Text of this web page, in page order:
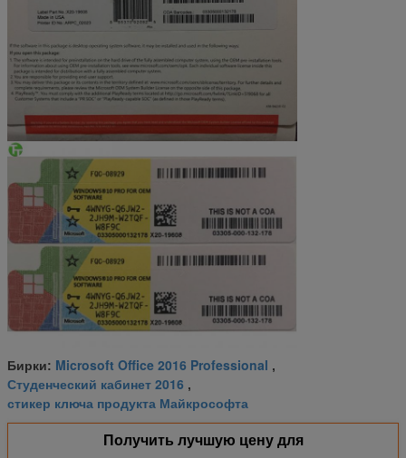
Бирки: Microsoft Office 2016 Professional ,
Студенческий кабинет 2016 ,
стикер ключа продукта Майкрософта
Получить лучшую цену для